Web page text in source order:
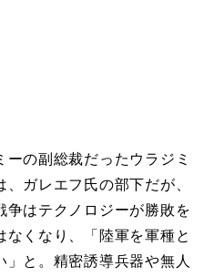
の副総裁だったウラジミ
ガレエフ氏の部下だが、
争はテクノロジーが勝敗を
くなり、「陸軍を軍種と
」と。精密誘導兵器や無人